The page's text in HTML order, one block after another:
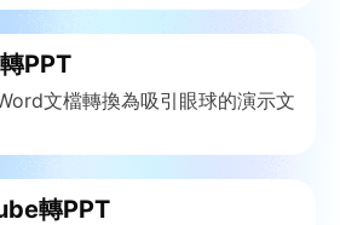
PPT
文檔轉換為吸引眼球的演示文
轉PPT